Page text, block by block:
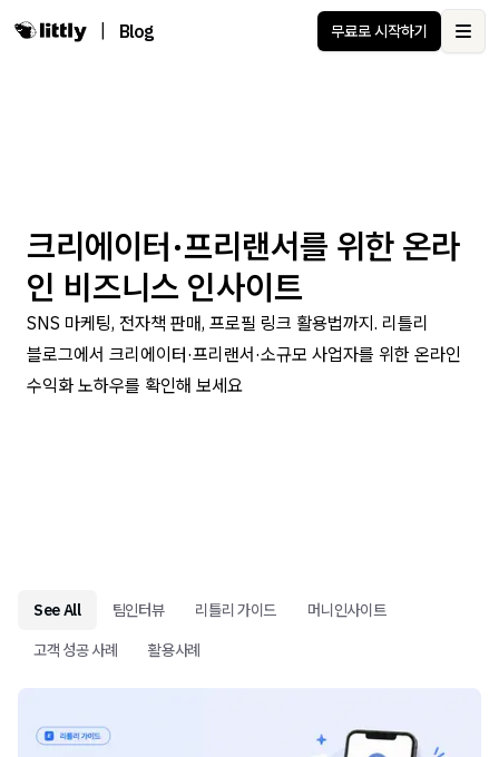
Blog 무료로 시작하기
크리에이터·프리랜서를 위한 온라
인 비즈니스 인사이트
SNS 마케팅, 전자책 판매, 프로필 링크 활용법까지. 리틀리
블로그에서 크리에이터·프리랜서·소규모 사업자를 위한 온라인
수익화 노하우를 확인해 보세요
See All 팀인터뷰 리틀리 가이드
머니인사이트
고객 성공 사례
활용사례